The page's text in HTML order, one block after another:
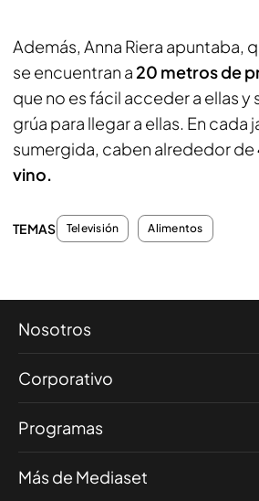
Además, Anna Riera apuntaba,
se encuentran a 20 metros de
que no es fácil acceder a ellas y
grúa para llegar a ellas. En cada
sumergida, caben alrededor de
vino.
TEMAS Televisión Alimentos
Nosotros
Corporativo
Programas
Más de Mediaset